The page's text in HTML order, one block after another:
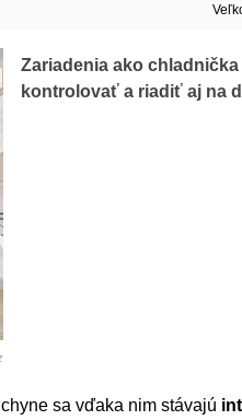
Zariadenia ako
kontrolovať a riadiť aj na
sa vďaka nim stávajú